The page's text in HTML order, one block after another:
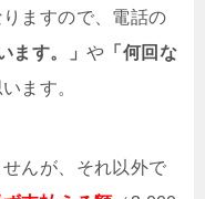
ますので、電話の
ます。」 や 「何回な
ます。
んが、それ以外で